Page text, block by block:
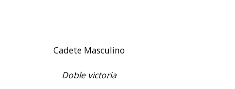
Cadete Masculino
Doble victoria